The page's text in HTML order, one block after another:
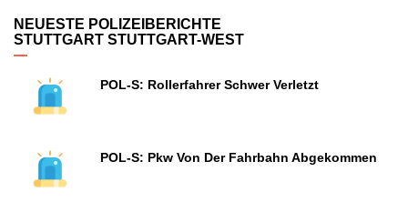
NEUESTE POLIZEIBERICHTE
STUTTGART STUTTGART-WEST
POL-S: Rollerfahrer Schwer Verletzt
POL-S: Pkw Von Der Fahrbahn Abgekommen